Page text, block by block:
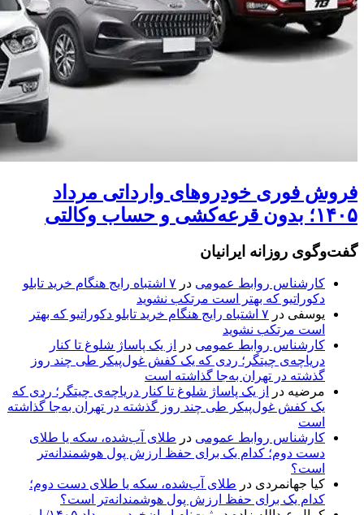
فروش فوری خودروهای وارداتی مرداد
۱۴۰۵؛ بدون قرعه‌کشی و حساب وکالتی
گفت‌وگوی روزانه ایرانیان
کارشناس روابط عمومی در
۷ اشتباه رایج هنگام خرید تابلو
دکوراتیو که بهتر است مرتکب نشوید
یوسفی در
۷ اشتباه رایج هنگام خرید تابلو دکوراتیو که بهتر
است مرتکب نشوید
کارشناس روابط عمومی در
از یک پاساژ شلوغ تا کنار
دریاچه‌ی چیتگر؛ ردی که یک کفش غول‌پیکر طی چند روز
گذشته در تهران به‌جا گذاشته است
مرضیه در
از یک پاساژ شلوغ تا کنار دریاچه‌ی چیتگر؛ ردی که
یک کفش غول‌پیکر طی چند روز گذشته در تهران به‌جا گذاشته
است
کارشناس روابط عمومی در طلای آب‌شده، سکه یا طلای
دست دوم؛ کدام یک برای حفظ ارزش پول هوشمندانه‌تر
است؟
کیا جهانمردی در طلای آب‌شده، سکه یا طلای دست دوم؛
کدام یک برای حفظ ارزش پول هوشمندانه‌تر است؟